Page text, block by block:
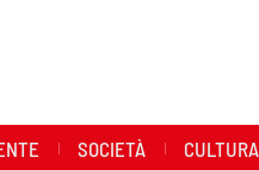
SOCIETÀ CULTURA